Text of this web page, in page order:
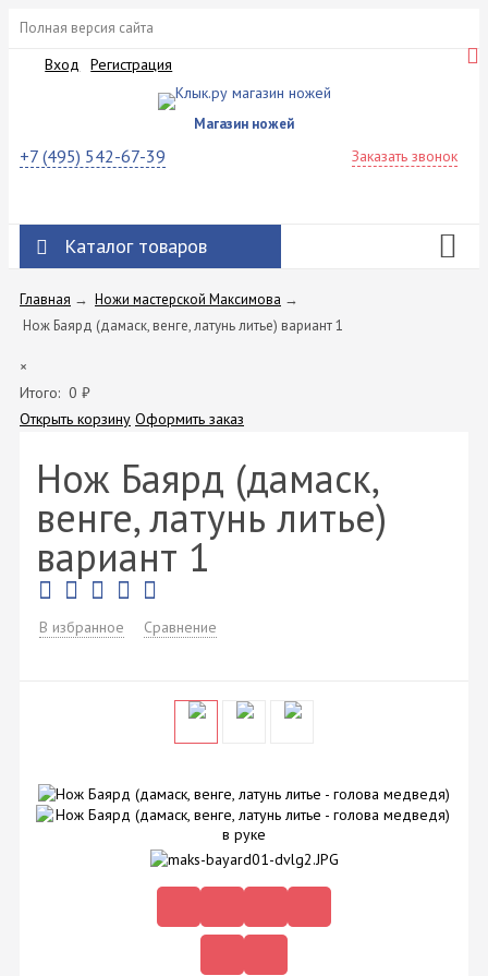
Полная версия сайта
Вход Регистрация
Магазин ножей
+7 (495) 542-67-39 Заказать звонок
Каталог товаров
Главная → Ножи мастерской Максимова →
Нож Баярд (дамаск, венге, латунь литье) вариант 1
×
Итого: 0 ₽
Открыть корзину Оформить заказ
Нож Баярд (дамаск,
венге, латунь литье)
вариант 1
В избранное Сравнение